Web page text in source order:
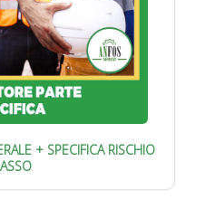
+ SPECIFICA RISCHIO